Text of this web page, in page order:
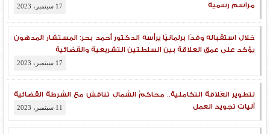
مراسم رسمية
17 سبتمبر، 2023
خلال استقباله وفدًا برلمانيًا يرأسه الدكتور أحمد بحر: المستشار المدهون
يؤكد على عمق العلاقة بين السلطتين التشريعية والقضائية
17 سبتمبر، 2023
لتطوير العَلاقة التكاملية.. محاكمُ الشمال تناقش مع الشرطة القضائية
آلياتِ تجويد العمل
11 سبتمبر، 2023